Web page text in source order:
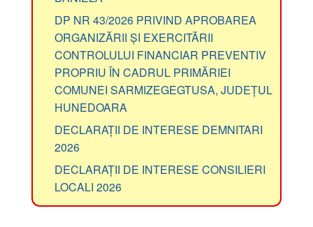
DP NR 43/2026 PRIVIND APROBAREA
ORGANIZĂRII ȘI EXERCITĂRII
CONTROLULUI FINANCIAR PREVENTIV
PROPRIU ÎN CADRUL PRIMĂRIEI
COMUNEI SARMIZEGEGTUSA, JUDEȚUL
HUNEDOARA
DECLARAȚII DE INTERESE DEMNITARI
2026
DECLARAȚII DE INTERESE CONSILIERI
LOCALI 2026